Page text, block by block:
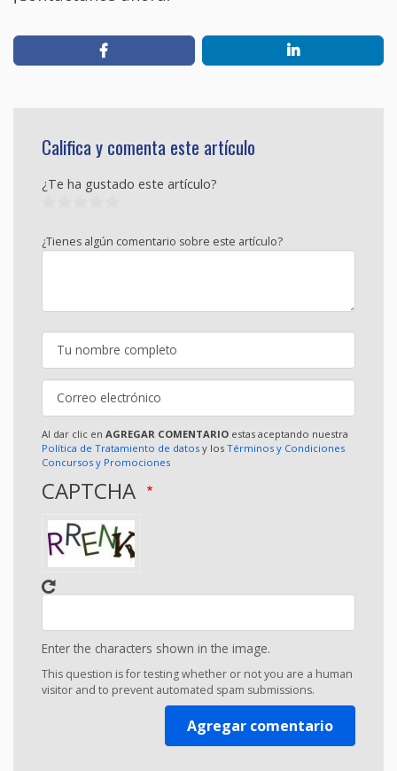
Califica y comenta este artículo
¿Te ha gustado este artículo?
¿Tienes algún comentario sobre este artículo?
Al dar clic en AGREGAR COMENTARIO estas aceptando nuestra
Política de Tratamiento de datos y los Términos y Condiciones
Concursos y Promociones
CAPTCHA
Enter the characters shown in the image.
This question is for testing whether or not you are a human
visitor and to prevent automated spam submissions.